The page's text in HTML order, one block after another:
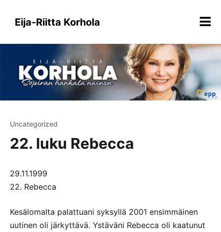
sisältöönEija-Riitta Korhola
Uncategorized
22. luku Rebecca
29.11.1999
22. Rebecca
Kesälomalta palattuani syksyllä 2001 ensimmäinen
uutinen oli järkyttävä. Ystäväni Rebecca oli kaatunut